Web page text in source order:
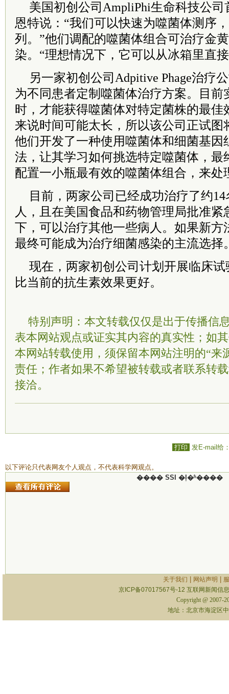
美国初创公司AmpliPhi生命科技公司
恩特说：“我们可以快速为噬菌体测序
列。”他们调配的噬菌体组合可治疗金
染。“理想情况下，它可以从冰箱里直
另一家初创公司Adpitive Phage治疗
为不同患者定制噬菌体治疗方案。目前
时，才能获得噬菌体对特定菌株的最佳
来说时间可能太长，所以该公司正试图
他们开发了一种使用噬菌体和细菌基因
法，让其学习如何挑选特定噬菌体，最
配置一小瓶最有效的噬菌体组合，来处
目前，两家公司已经成功治疗了约
人，且在美国食品和药物管理局批准紧
下，可以治疗其他一些病人。如果新方
最终可能成为治疗细菌感染的主流选择
现在，两家初创公司计划开展临床
比当前的抗生素效果更好。
特别声明：本文转载仅仅是出于传播信
表本网站观点或证实其内容的真实性；如
本网站转载使用，须保留本网站注明的“来
责任；作者如果不希望被转载或者联系转
接洽。
打印 发E-mail给
以下评论只代表网友个人观点，不代表科学网观点。
���� SSI �ļ�ʱ����
关于我们 网站声明
京ICP备07017567号-12 互联网新闻信
Copyright @ 2007-
地址：北京市海淀区